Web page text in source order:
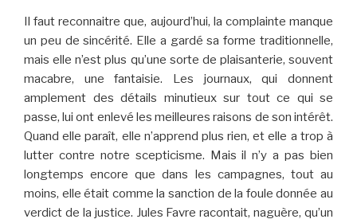
Il faut reconnaitre que, aujourd’hui, la complainte manque
un peu de sincérité. Elle a gardé sa forme traditionnelle,
mais elle n’est plus qu’une sorte de plaisanterie, souvent
macabre, une fantaisie. Les journaux, qui donnent
amplement des détails minutieux sur tout ce qui se
passe, lui ont enlevé les meilleures raisons de son intérêt.
Quand elle paraît, elle n’apprend plus rien, et elle a trop à
lutter contre notre scepticisme. Mais il n’y a pas bien
longtemps encore que dans les campagnes, tout au
moins, elle était comme la sanction de la foule donnée au
verdict de la justice. Jules Favre racontait, naguère, qu’un